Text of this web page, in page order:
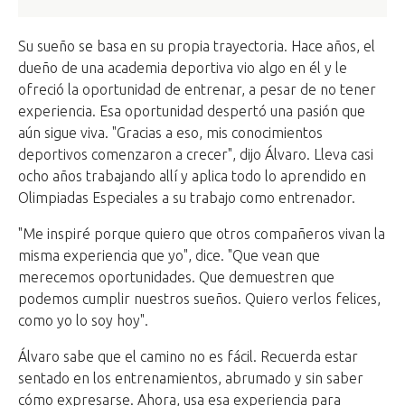
Su sueño se basa en su propia trayectoria. Hace años, el
dueño de una academia deportiva vio algo en él y le
ofreció la oportunidad de entrenar, a pesar de no tener
experiencia. Esa oportunidad despertó una pasión que
aún sigue viva. "Gracias a eso, mis conocimientos
deportivos comenzaron a crecer", dijo Álvaro. Lleva casi
ocho años trabajando allí y aplica todo lo aprendido en
Olimpiadas Especiales a su trabajo como entrenador.
"Me inspiré porque quiero que otros compañeros vivan la
misma experiencia que yo", dice. "Que vean que
merecemos oportunidades. Que demuestren que
podemos cumplir nuestros sueños. Quiero verlos felices,
como yo lo soy hoy".
Álvaro sabe que el camino no es fácil. Recuerda estar
sentado en los entrenamientos, abrumado y sin saber
cómo expresarse. Ahora, usa esa experiencia para